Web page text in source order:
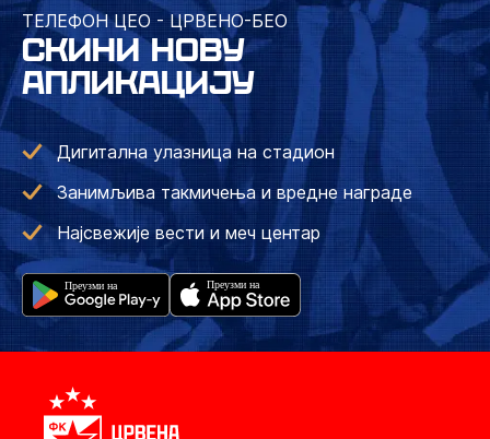
ТЕЛЕФОН ЦЕО - ЦРВЕНО-БЕО
СКИНИ НОВУ
АПЛИКАЦИЈУ
Дигитална улазница на стадион
Занимљива такмичења и вредне награде
Најсвежије вести и меч центар